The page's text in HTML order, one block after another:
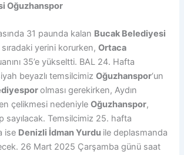
Oğuzhanspor
31 paunda kalan Bucak Belediyesi
sıradaki yerini korurken,Ortaca
35’e yükseltti. BAL 24. Hafta
beyazlı temsilcimizOğuzhanspor‘un
olması gerekirken, Aydın
çelikmesi nedeniyleOğuzhanspor,
sayılacak. Temsilcimiz 25. hafta
ise Denizli İdman Yurdu ile deplasmanda
26 Mart 2025 Çarşamba günü saat